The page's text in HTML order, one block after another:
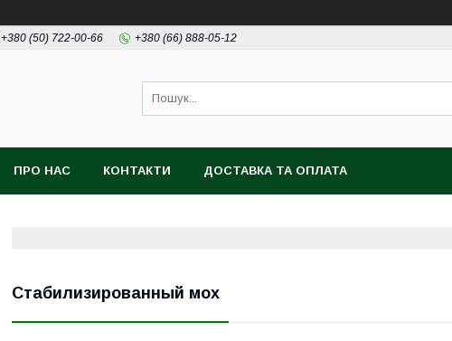
+380 (50) 722-00-66 +380 (66) 888-05-12
ПРО НАС КОНТАКТИ ДОСТАВКА ТА ОПЛАТА
Стабилизированный мох